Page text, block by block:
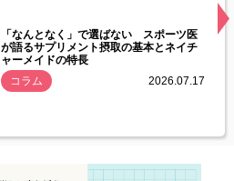
「なんとなく」で選ばない スポーツ医
が語るサプリメント摂取の基本とネイチ
ャーメイドの特長
コラム
2026.07.17